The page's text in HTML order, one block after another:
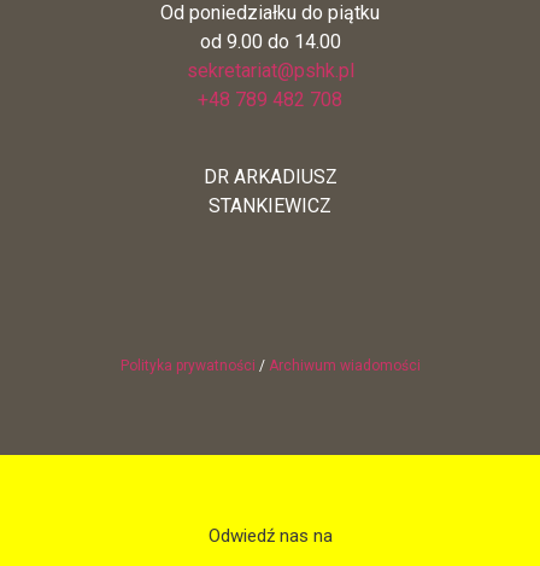
Od poniedziałku do piątku
od 9.00 do 14.00
sekretariat@pshk.pl
+48 789 482 708
DR ARKADIUSZ
STANKIEWICZ
Polityka prywatności / Archiwum wiadomości
Odwiedź nas na